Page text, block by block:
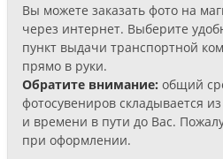
Вы можете заказать фото на
через интернет. Выберите
пункт выдачи транспортной
прямо в руки.
Обратите внимание: общий
фотосувениров складывается
и времени в пути до Вас.
при оформлении.